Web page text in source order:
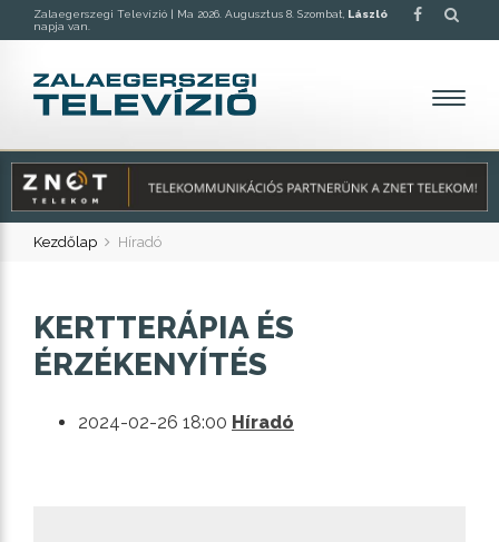
Zalaegerszegi Televízió | Ma 2026. Augusztus 8. Szombat, László
napja van.
Kezdőlap Híradó
KERTTERÁPIA ÉS
ÉRZÉKENYÍTÉS
2024-02-26 18:00 Híradó